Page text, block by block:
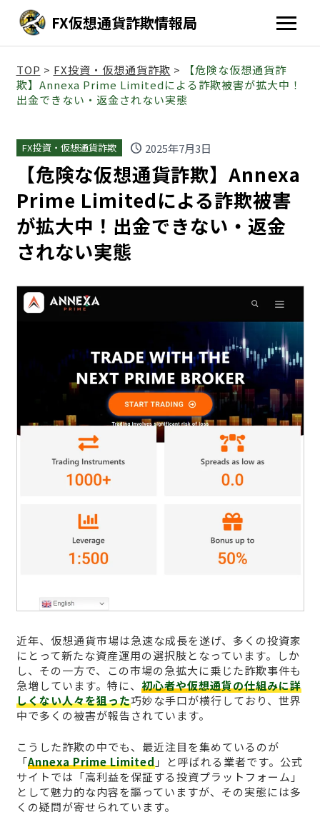
FX仮想通貨詐欺情報局
TOP > FX投資・仮想通貨詐欺 >
【危険な仮想通貨詐
欺】Annexa Prime Limitedによる詐欺被害が拡大中！
出金できない・返金されない実態
FX投資・仮想通貨詐欺 schedule 2025年7月3日
【危険な仮想通貨詐欺】Annexa
Prime Limitedによる詐欺被害
が拡大中！出金できない・返金
されない実態
近年、仮想通貨市場は急速な成長を遂げ、多くの投資家
にとって新たな資産運用の選択肢となっています。しか
し、その一方で、この市場の急拡大に乗じた詐欺事件も
急増しています。特に、 初心者や仮想通貨の仕組みに詳
しくない人々を狙った巧妙な手口が横行しており、世界
中で多くの被害が報告されています。
こうした詐欺の中でも、最近注目を集めているのが
「Annexa Prime Limited」と呼ばれる業者です。公式
サイトでは「高利益を保証する投資プラットフォーム」
として魅力的な内容を謳っていますが、その実態には多
くの疑問が寄せられています。